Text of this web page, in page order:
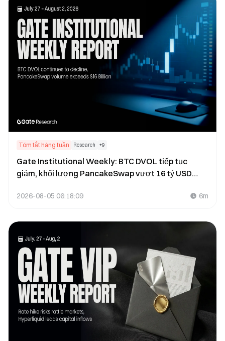
Tóm tắt hàng tuần Research +9
Gate Institutional Weekly: BTC DVOL tiếp tục
giảm, khối lượng PancakeSwap vượt 16 tỷ USD
2026-08-05 06:18:09 6m